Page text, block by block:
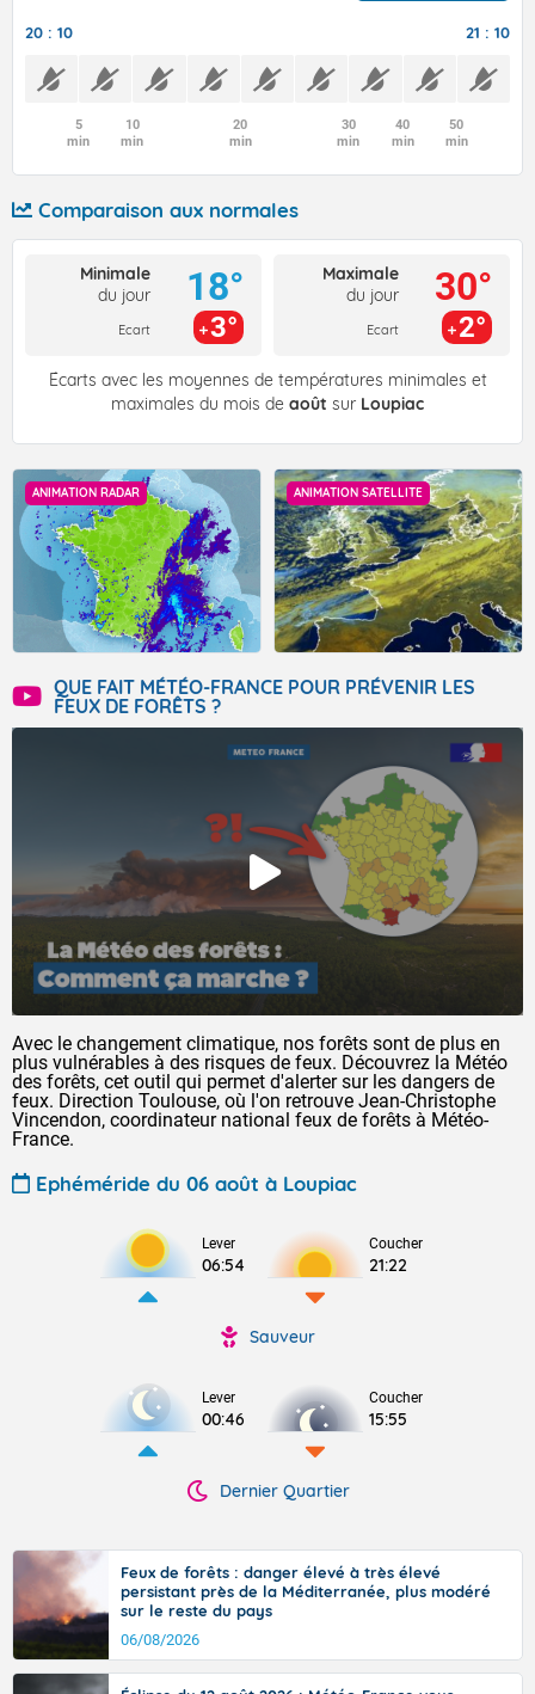
20 : 10 21 : 10
5
min
10
min
20
min
30
min
40
min
50
min
Comparaison aux normales
Minimale
du jour
Ecart
18°
3°
Maximale
du jour
Ecart
30°
2°
Écarts avec les moyennes de températures minimales et
maximales du mois de août sur Loupiac
ANIMATION RADAR ANIMATION SATELLITE
QUE FAIT MÉTÉO-FRANCE POUR PRÉVENIR LES
FEUX DE FORÊTS ?
Avec le changement climatique, nos forêts sont de plus en
plus vulnérables à des risques de feux. Découvrez la Météo
des forêts, cet outil qui permet d'alerter sur les dangers de
feux. Direction Toulouse, où l'on retrouve Jean-Christophe
Vincendon, coordinateur national feux de forêts à Météo-
France.
Ephéméride du 06 août à Loupiac
Lever
06:54
Coucher
21:22
Sauveur
Lever
00:46
Coucher
15:55
Dernier Quartier
Feux de forêts : danger élevé à très élevé
persistant près de la Méditerranée, plus modéré
sur le reste du pays
06/08/2026